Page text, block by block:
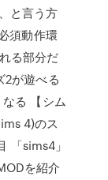
と言う方
須動作環
る部分だ
2が遊べる
る 【シム
4)のス
「sims4」
を紹介